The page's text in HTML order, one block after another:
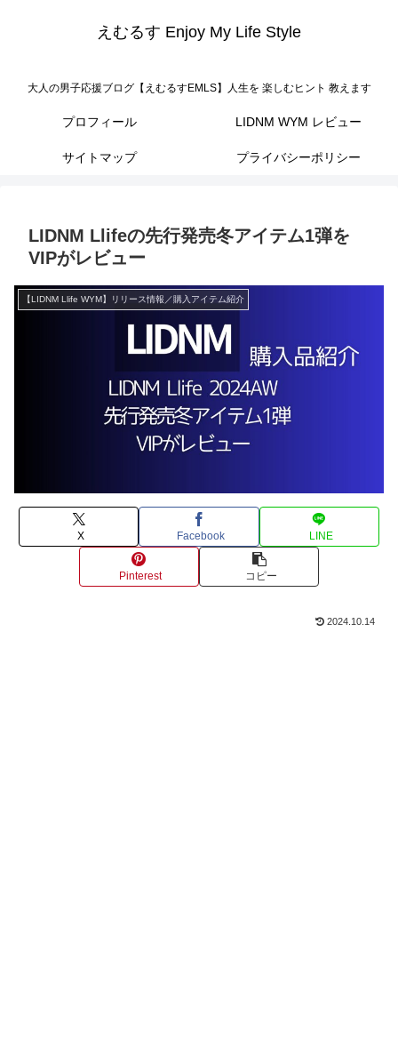
えむるす Enjoy My Life Style
大人の男子応援ブログ【えむるすEMLS】人生を 楽しむヒント 教えます
プロフィール LIDNM WYM レビュー
サイトマップ プライバシーポリシー
LIDNM Llifeの先行発売冬アイテム1弾を
VIPがレビュー
【LIDNM Llife WYM】リリース情報／購入アイテム紹介
X Facebook LINE
Pinterest コピー
2024.10.14